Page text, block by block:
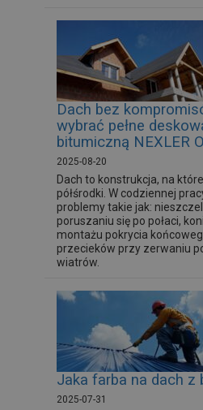
Dach bez
wybrać pełne
bitumiczną NEXLER
2025-08-20
Dach to konstrukcja, na
półśrodki. W codziennej
problemy takie jak:
poruszaniu się po połaci,
montażu pokrycia
przecieków przy zerwaniu
wiatrów.
Jaka farba na dach z
2025-07-31